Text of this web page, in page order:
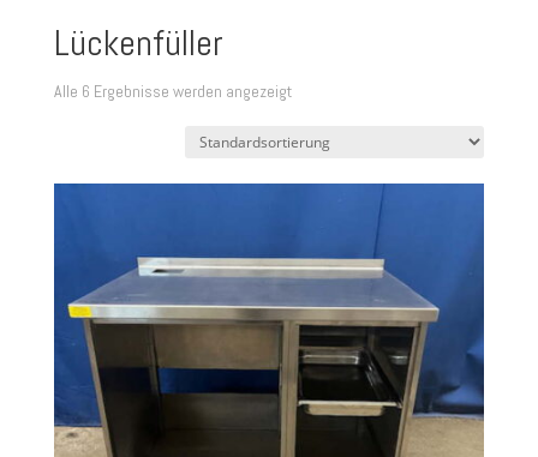
Lückenfüller
Alle 6 Ergebnisse werden angezeigt